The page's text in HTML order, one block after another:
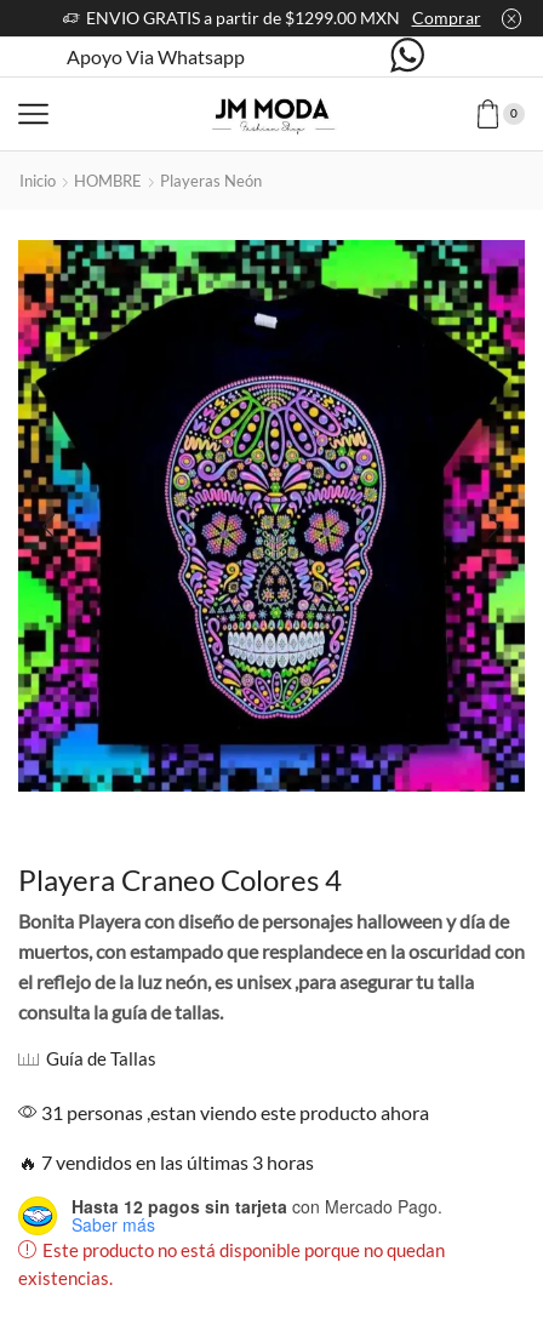
ENVIO GRATIS a partir de $1299.00 MXN Comprar
Apoyo Via Whatsapp
0
Inicio HOMBRE Playeras Neón
Playera Craneo Colores 4
Bonita Playera con diseño de personajes halloween y día de
muertos, con estampado que resplandece en la oscuridad con
el reflejo de la luz neón, es unisex ,para asegurar tu talla
consulta la guía de tallas.
Guía de Tallas
31 personas ,estan viendo este producto ahora
🔥 7 vendidos en las últimas 3 horas
Hasta 12 pagos sin tarjeta con Mercado Pago.
Saber más
Este producto no está disponible porque no quedan
existencias.